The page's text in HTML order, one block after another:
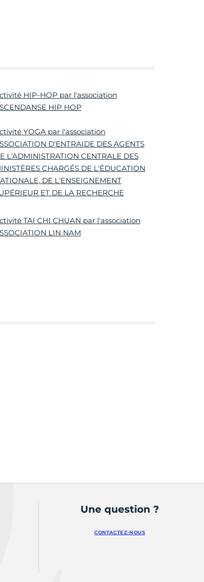
HIP-HOP par l'association
HIP HOP
YOGA par l'association
D'ENTRAIDE DES AGENTS
L'ADMINISTRATION CENTRALE DES
CHARGÉS DE L'ÉDUCATION
DE L'ENSEIGNEMENT
ET DE LA RECHERCHE
TAI CHI CHUAN par l'association
LIN NAM
Une question ?
CONTACTEZ-NOUS